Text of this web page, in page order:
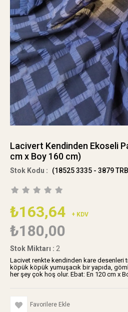
Lacivert Kendinden Ekoseli
cm x Boy 160 cm)
(18525 3335 - 3879
₺163,64 + KDV
₺180,00
Stok Miktarı : 2
Lacivet renkte kendinden kare desenleri
köpük köpük yumuşacık bir yapıda,
her şey çok hoş olur. Ebat: En 120 cm x
Favorilere Ekle